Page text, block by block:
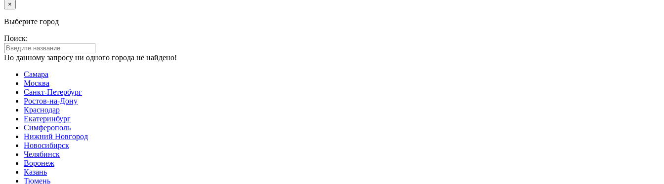
×
Выберите город
Поиск:
По данному запросу ни одного города не найдено!
Самара
Москва
Санкт-Петербург
Ростов-на-Дону
Краснодар
Екатеринбург
Симферополь
Нижний Новгород
Новосибирск
Челябинск
Воронеж
Казань
Тюмень